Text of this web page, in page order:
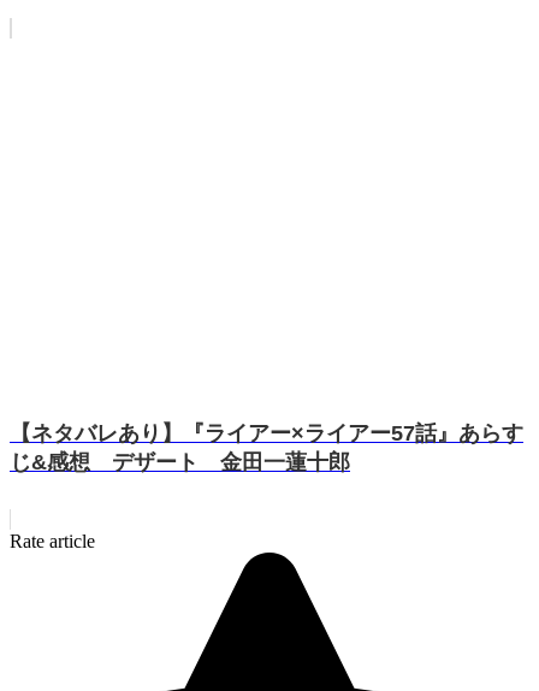
【ネタバレあり】『ライアー×ライアー57話』あらす
じ&感想 デザート 金田一蓮十郎
Rate article